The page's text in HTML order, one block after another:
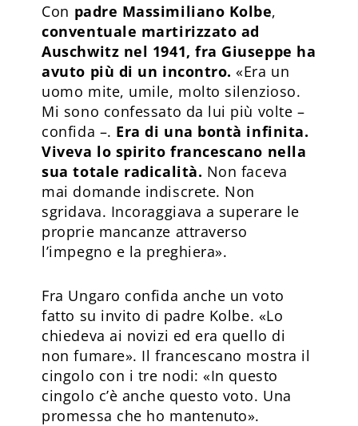
Con padre Massimiliano Kolbe,
conventuale martirizzato ad
Auschwitz nel 1941, fra Giuseppe ha
avuto più di un incontro.«Era un
uomo mite, umile, molto silenzioso.
Mi sono confessato da lui più volte –
confida –. Era di una bontà infinita.
Viveva lo spirito francescano nella
sua totale radicalità. Non faceva
mai domande indiscrete. Non
sgridava. Incoraggiava a superare le
proprie mancanze attraverso
l’impegno e la preghiera».
Fra Ungaro confida anche un voto
fatto su invito di padre Kolbe. «Lo
chiedeva ai novizi ed era quello di
non fumare». Il francescano mostra il
cingolo con i tre nodi: «In questo
cingolo c’è anche questo voto. Una
promessa che ho mantenuto».